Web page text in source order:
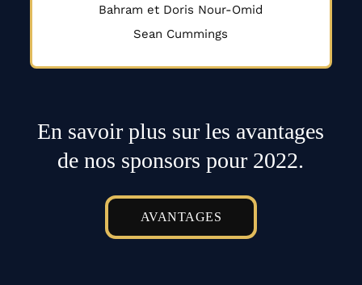
Bahram et Doris Nour-Omid
Sean Cummings
En savoir plus sur les avantages
de nos sponsors pour 2022.
AVANTAGES